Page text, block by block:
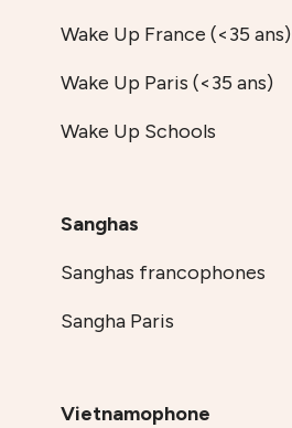
Wake Up France (<35 ans)
Wake Up Paris (<35 ans)
Wake Up Schools
Sanghas
Sanghas francophones
Sangha Paris
Vietnamophone